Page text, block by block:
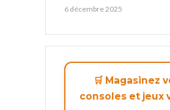
6 décembre 2025
🛒 Magasinez
consoles et jeux